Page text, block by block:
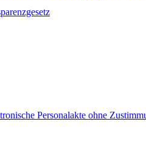
Personalakte ohne